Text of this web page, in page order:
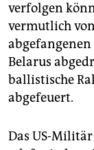
verfolgen
vermutlich
Belarus
ballistische
abgefeuert.
Das US-